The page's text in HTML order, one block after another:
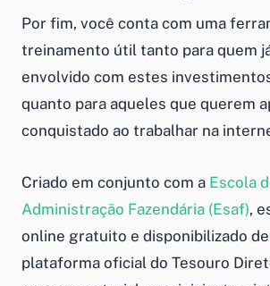
Por fim, você conta com uma
treinamento útil tanto para quem
envolvido com estes
quanto para aqueles que querem
conquistado ao trabalhar na
Criado em conjunto com a Escola
Administração Fazendária (Esaf),
online gratuito e disponibilizado
plataforma oficial do Tesouro